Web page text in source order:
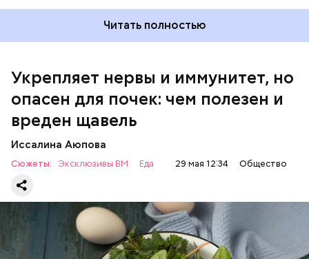
Читать полностью
Укрепляет нервы и иммунитет, но
опасен для почек: чем полезен и
вреден щавель
Иссалина Аюпова
Сюжеты: Эксклюзивы ВМ Еда 29 мая 12:34 Общество
— Если человек уже болеет мочекаменной
болезнью, щавель ему не рекомендуется. При
артрите, гастрите, холецистите, синдроме
раздраженного кишечника, язвах и панкреатите
продукт тоже лучше исключить из рациона, —
предупредила врач. — Он может привести к
повышению кислотности желудка и раздражать
слизистые оболочки.